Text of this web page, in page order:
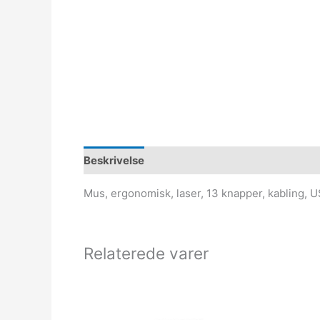
Beskrivelse
Mus, ergonomisk, laser, 13 knapper, kabling,
Relaterede varer